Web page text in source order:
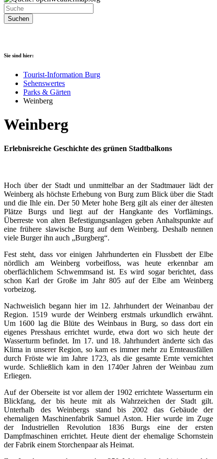
Suchen
Sie sind hier:
Tourist-Information Burg
Sehenswertes
Parks & Gärten
Weinberg
Weinberg
Erlebnisreiche Geschichte des grünen Stadtbalkons
Hoch über der Stadt und unmittelbar an der Stadtmauer lädt der
Weinberg als höchste Erhebung von Burg zum Blick über die Stadt
und die Ihle ein. Der 50 Meter hohe Berg gilt als einer der ältesten
Plätze Burgs und liegt auf der Hangkante des Vorflämings.
Überreste von alten Befestigungsanlagen geben Anhaltspunkte auf
eine frühere slawische Burg auf dem Weinberg. Deshalb nennen
viele Burger ihn auch „Burgberg“.
Fest steht, dass vor einigen Jahrhunderten ein Flussbett der Elbe
nördlich am Weinberg vorbeifloss, was heute erkennbar am
oberflächlichem Schwemmsand ist. Es wird sogar berichtet, dass
schon Karl der Große im Jahr 805 auf der Elbe am Weinberg
vorbeizog.
Nachweislich begann hier im 12. Jahrhundert der Weinanbau der
Region. 1519 wurde der Weinberg erstmals urkundlich erwähnt.
Um 1600 lag die Blüte des Weinbaus in Burg, so dass dort ein
eigenes Presshaus errichtet wurde, etwa dort wo sich heute der
Wasserturm befindet. Im 17. und 18. Jahrhundert änderte sich das
Klima in unserer Region, so kam es immer mehr zu Ernteausfällen
durch Fröste wie im Jahre 1723, als die gesamte Ernte vernichtet
wurde. Schließlich kam in den 1740er Jahren der Weinbau zum
Erliegen.
Auf der Oberseite ist vor allem der 1902 errichtete Wasserturm ein
Blickfang, der bis heute mit als Wahrzeichen der Stadt gilt.
Unterhalb des Weinbergs stand bis 2002 das Gebäude der
ehemaligen Maschinenfabrik Samuel Aston. Hier wurde im Zuge
der Industriellen Revolution 1836 Burgs eine der ersten
Dampfmaschinen errichtet. Heute dient der ehemalige Schornstein
der Fabrik einem Storchenpaar als Heimat.